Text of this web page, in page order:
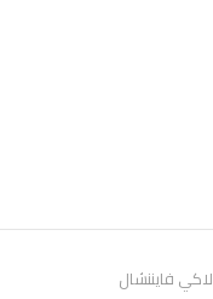
لاكي فايننشال